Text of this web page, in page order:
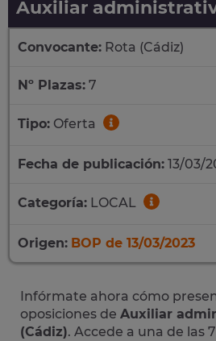
Auxiliar
Convocante: Rota (Cádiz)
Nº Plazas: 7
Tipo: Oferta
Fecha de publicación: 13/03/
Categoría: LOCAL
Origen: BOP de 13/03/2023
Infórmate ahora cómo
oposiciones de Auxiliar
(Cádiz). Accede a una de las